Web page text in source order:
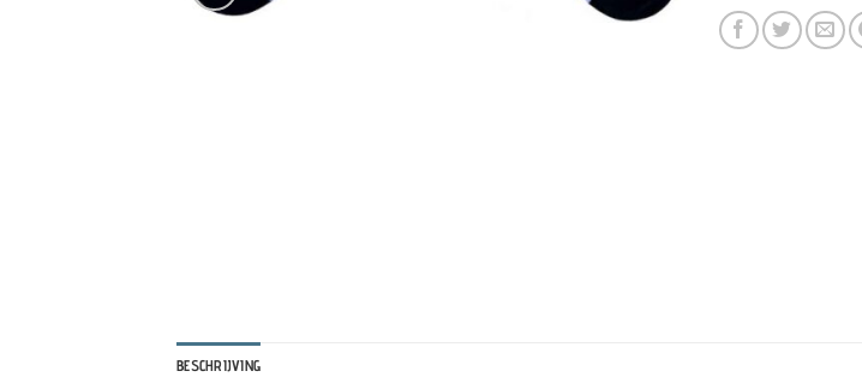
BESCHRIJVING